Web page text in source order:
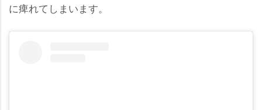
に痺れてしまいます。